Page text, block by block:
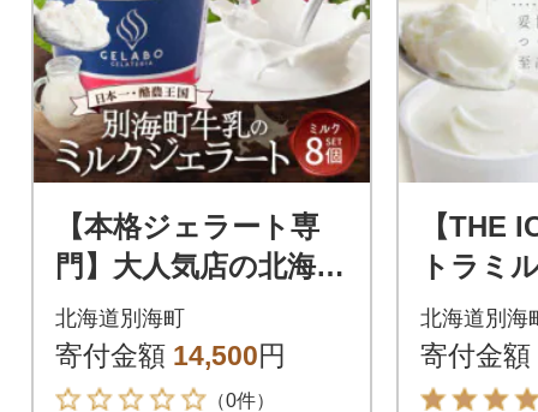
【本格ジェラート専
門】大人気店の北海道
贅沢ジェラートセッ
ト ミルク 8個 アイス
好きにぜひ
北海道別海町
寄付金額 14,500円
（0件）
【THE
トラミ
個セッ
乳使用
乳のみ
北海道別海
寄付金額